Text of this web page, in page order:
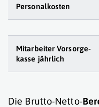
Personalkosten
Mitarbeiter Vorsorge-
kasse jährlich
Die Brutto-Netto-